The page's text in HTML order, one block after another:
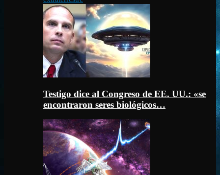
Testigo dice al Congreso de EE. UU.: «se
encontraron seres biológicos…